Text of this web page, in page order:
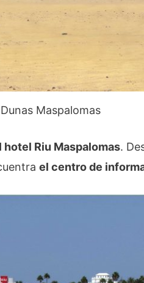
Maspalomas
hotel Riu Maspalomas.
el centro de